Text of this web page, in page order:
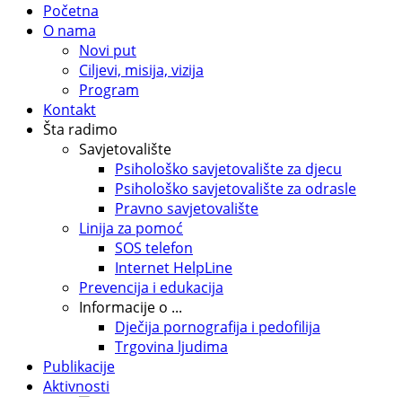
Početna
O nama
Novi put
Ciljevi, misija, vizija
Program
Kontakt
Šta radimo
Savjetovalište
Psihološko savjetovalište za djecu
Psihološko savjetovalište za odrasle
Pravno savjetovalište
Linija za pomoć
SOS telefon
Internet HelpLine
Prevencija i edukacija
Informacije o ...
Dječija pornografija i pedofilija
Trgovina ljudima
Publikacije
Aktivnosti